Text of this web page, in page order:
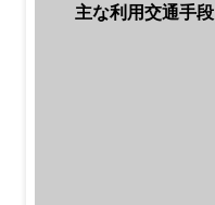
主な利用交通手段